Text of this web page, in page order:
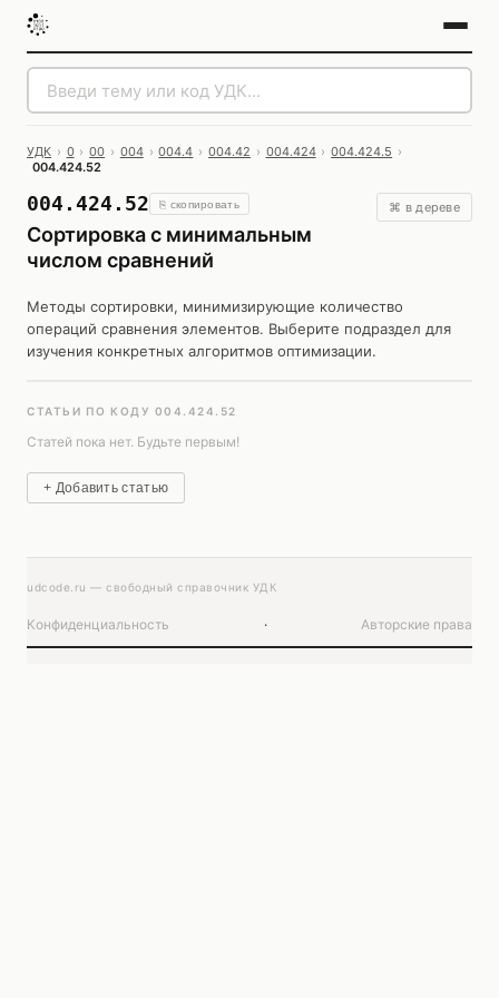
УДК › 0 › 00 › 004 › 004.4 › 004.42 › 004.424 › 004.424.5 ›
004.424.52
004.424.52 ⎘ скопировать
Сортировка с минимальным
числом сравнений
⌘ в дереве
Методы сортировки, минимизирующие количество
операций сравнения элементов. Выберите подраздел для
изучения конкретных алгоритмов оптимизации.
СТАТЬИ ПО КОДУ 004.424.52
Статей пока нет. Будьте первым!
+ Добавить статью
udcode.ru — свободный справочник УДК
Конфиденциальность · Авторские права